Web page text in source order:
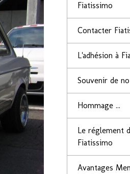
Fiatissimo
Contacter
L'adhésion à
Souvenir de
Hommage ...
Le réglement
Fiatissimo
Avantages